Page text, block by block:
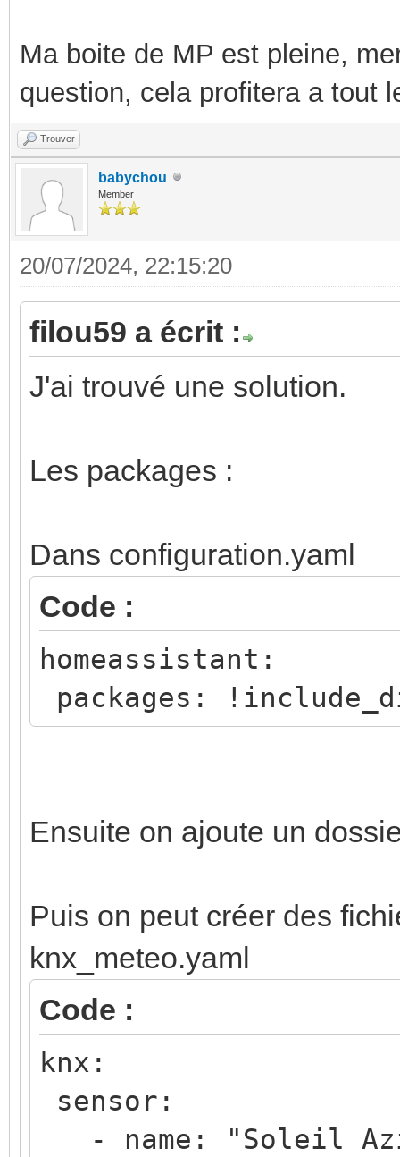
- name:
Ma boite de MP est pleine,
question, cela profitera a tout
Trouver
babychou
Member
20/07/2024, 22:15:20
filou59 a écrit :
J'ai trouvé une solution.
Les packages :
Dans configuration.yaml
Code :
homeassistant:
packages:
Ensuite on ajoute un
Puis on peut créer des
knx_meteo.yaml
Code :
knx:
sensor:
- name: "Soleil